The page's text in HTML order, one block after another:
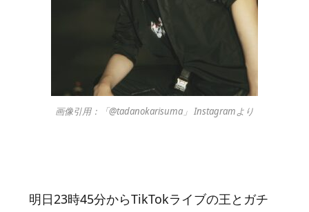
画像引用：「@tadanokarisuma」 Instagramより
明日23時45分からTikTokライブの王とガチ